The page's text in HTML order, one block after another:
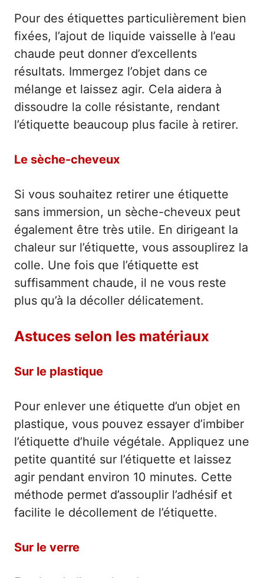
Pour des étiquettes particulièrement bien
fixées, l’ajout de liquide vaisselle à l’eau
chaude peut donner d’excellents
résultats. Immergez l’objet dans ce
mélange et laissez agir. Cela aidera à
dissoudre la colle résistante, rendant
l’étiquette beaucoup plus facile à retirer.
Le sèche-cheveux
Si vous souhaitez retirer une étiquette
sans immersion, un sèche-cheveux peut
également être très utile. En dirigeant la
chaleur sur l’étiquette, vous assouplirez la
colle. Une fois que l’étiquette est
suffisamment chaude, il ne vous reste
plus qu’à la décoller délicatement.
Astuces selon les matériaux
Sur le plastique
Pour enlever une étiquette d’un objet en
plastique, vous pouvez essayer d’imbiber
l’étiquette d’huile végétale. Appliquez une
petite quantité sur l’étiquette et laissez
agir pendant environ 10 minutes. Cette
méthode permet d’assouplir l’adhésif et
facilite le décollement de l’étiquette.
Sur le verre